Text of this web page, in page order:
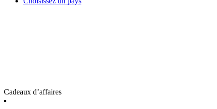
Cadeaux d’affaires